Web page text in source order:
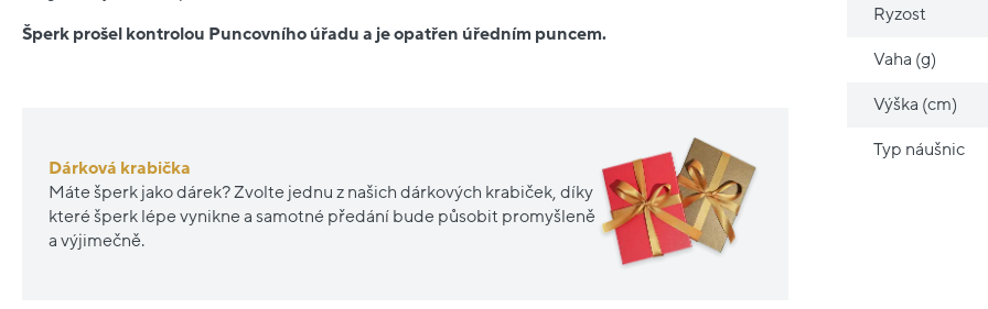
Šperk prošel kontrolou Puncovního úřadu a je opatřen úředním puncem.
Dárková krabička
Máte šperk jako dárek? Zvolte jednu z našich dárkových krabiček, díky
které šperk lépe vynikne a samotné předání bude působit promyšleně
a výjimečně.
Ryzost
Vaha (g)
Výška (cm)
Typ náušnic